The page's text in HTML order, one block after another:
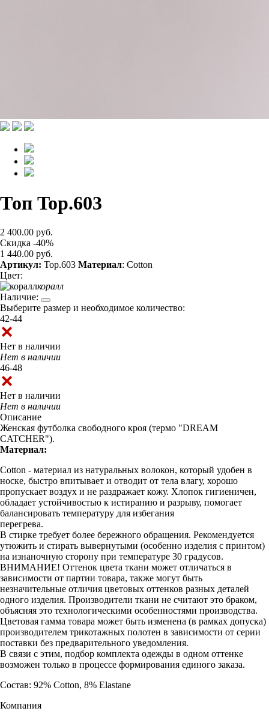
Топ Top.603
2 400.00 руб.
Скидка -40%
1 440.00 руб.
Артикул: Top.603 Материал: Cotton
Цвет:
коралл
Наличие:
Выберите размер и необходимое количество:
42-44
Нет в наличии
Нет в наличии
46-48
Нет в наличии
Нет в наличии
Описание
Женская футболка свободного кроя (термо "DREAM
CATCHER").
Материал:
Cotton - материал из натуральных волокон, который удобен в
носке, быстро впитывает и отводит от тела влагу, хорошо
пропускает воздух и не раздражает кожу. Хлопок гигиеничен,
обладает устойчивостью к истиранию и разрыву, помогает
балансировать температуру для избегания
перегрева.
В стирке требует более бережного обращения. Рекомендуется
утюжить и стирать вывернутыми (особенно изделия с принтом)
на изнаночную сторону при температуре 30 градусов.
ВНИМАНИЕ! Оттенок цвета ткани может отличаться в
зависимости от партии товара, также могут быть
незначительные отличия цветовых оттенков разных деталей
одного изделия. Производители ткани не считают это браком,
объясняя это технологическими особенностями производства.
Цветовая гамма товара может быть изменена (в рамках допуска)
производителем трикотажных полотен в зависимости от серии
поставки без предварительного уведомления.
В связи с этим, подбор комплекта одежды в одном оттенке
возможен только в процессе формирования единого заказа.
Состав: 92% Cotton, 8% Elastane
Компания